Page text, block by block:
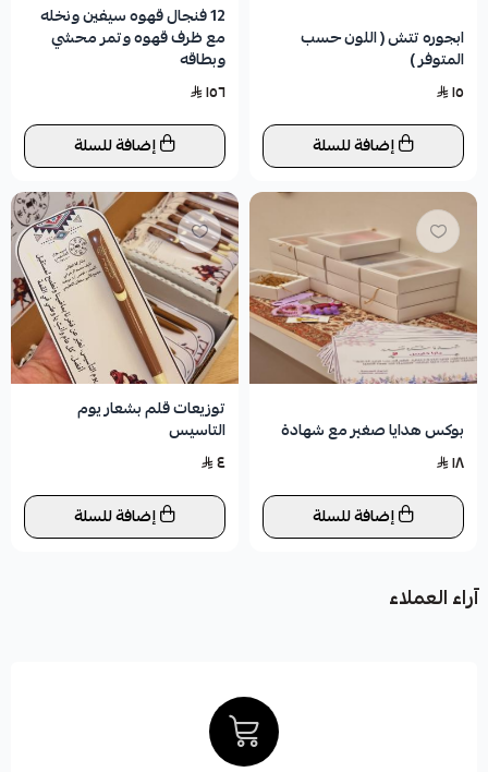
ابجوره تتش ( اللون حسب
المتوفر )
١٥
إضافة للسلة
12 فنجال قهوه سيفين ونخله
مع ظرف قهوه وتمر محشي
وبطاقه
١٥٦
إضافة للسلة
بوكس هدايا صغير مع شهادة
١٨
إضافة للسلة
توزيعات قلم بشعار يوم
التاسيس
٤
إضافة للسلة
آراء العملاء